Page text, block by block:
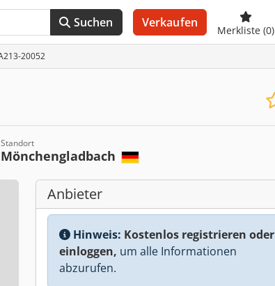
Suchen Verkaufen
Merkliste (0)
20052
Standort
Mönchengladbach
Anbieter
Hinweis: Kostenlos registrieren oder
einloggen, um alle Informationen
abzurufen.